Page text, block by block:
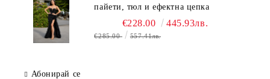
пайети, тюл и ефектна цепка
€228.00 445.93лв.
€285.00 557.41лв.
Абонирай се